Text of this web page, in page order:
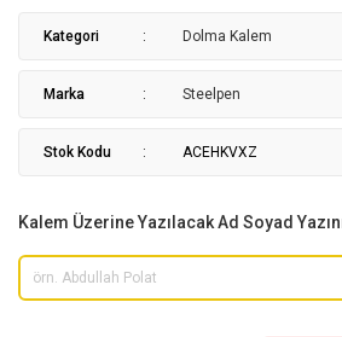
Kategori Dolma Kalem
Marka Steelpen
Stok Kodu ACEHKVXZ
Kalem Üzerine Yazılacak Ad Soyad